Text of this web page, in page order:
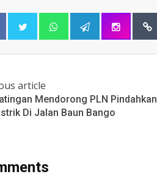
article
Mendorong PLN Pindahkan
Di Jalan Baun Bango